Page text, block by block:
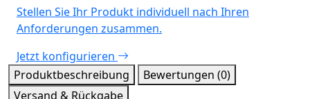
Stellen Sie Ihr Produkt individuell nach Ihren
Anforderungen zusammen.
Jetzt konfigurieren
Produktbeschreibung
Bewertungen (0)
Versand & Rückgabe